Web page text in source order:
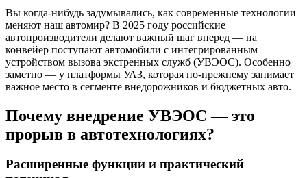
Вы когда-нибудь задумывались, как современные технологии
меняют наш автомир? В 2025 году российские
автопроизводители делают важный шаг вперед — на
конвейер поступают автомобили с интегрированным
устройством вызова экстренных служб (УВЭОС). Особенно
заметно — у платформы УАЗ, которая по-прежнему занимает
важное место в сегменте внедорожников и бюджетных авто.
Почему внедрение УВЭОС — это
прорыв в автотехнологиях?
Расширенные функции и практический